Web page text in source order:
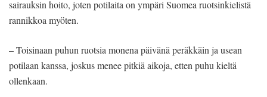
sairauksin hoito, joten potilaita on ympäri Suomea ruotsinkielistä
rannikkoa myöten.
– Toisinaan puhun ruotsia monena päivänä peräkkäin ja usean
potilaan kanssa, joskus menee pitkiä aikoja, etten puhu kieltä
ollenkaan.